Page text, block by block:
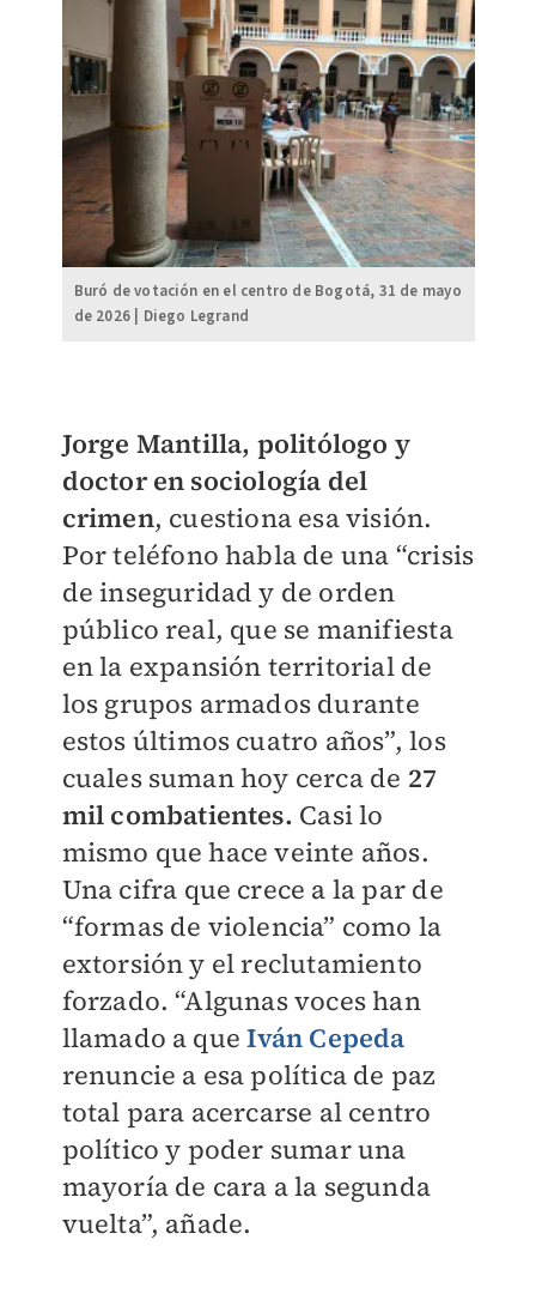
Buró de votación en el centro de Bogotá, 31 de mayo
de 2026 | Diego Legrand
Jorge Mantilla, politólogo y
doctor en sociología del
crimen, cuestiona esa visión.
Por teléfono habla de una “crisis
de inseguridad y de orden
público real, que se manifiesta
en la expansión territorial de
los grupos armados durante
estos últimos cuatro años”, los
cuales suman hoy cerca de 27
mil combatientes. Casi lo
mismo que hace veinte años.
Una cifra que crece a la par de
“formas de violencia” como la
extorsión y el reclutamiento
forzado. “Algunas voces han
llamado a que Iván Cepeda
renuncie a esa política de paz
total para acercarse al centro
político y poder sumar una
mayoría de cara a la segunda
vuelta”, añade.